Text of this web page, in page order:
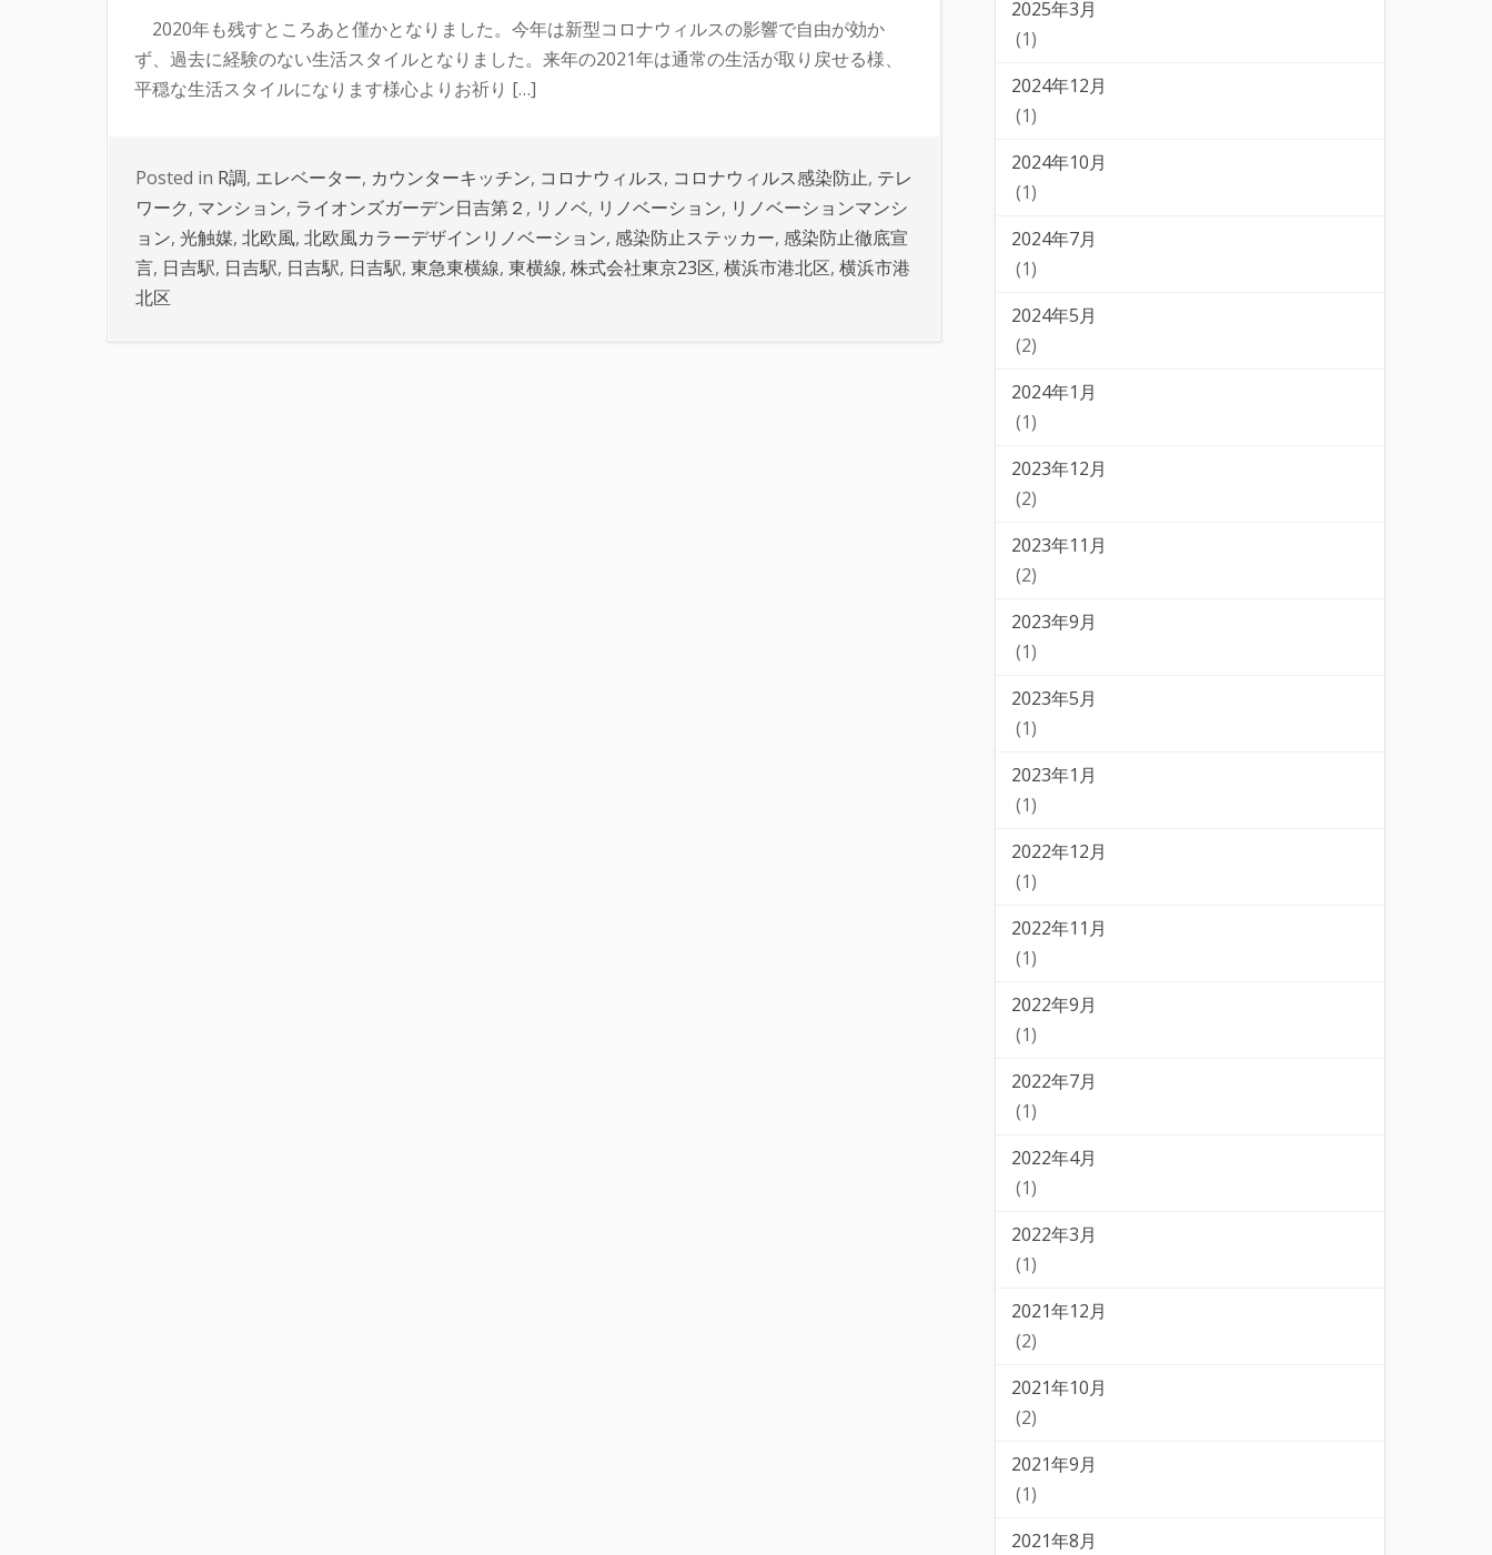
2020年も残すところあと僅かとなりました。今年は新型コロナウィルスの影響で自由が効か
ず、過去に経験のない生活スタイルとなりました。来年の2021年は通常の生活が取り戻せる様、
平穏な生活スタイルになります様心よりお祈り […]
Posted in R調, エレベーター, カウンターキッチン, コロナウィルス, コロナウィルス感染防止, テレ
ワーク, マンション, ライオンズガーデン日吉第２ , リノベ, リノベーション, リノベーションマンシ
ョン, 光触媒, 北欧風, 北欧風カラーデザインリノベーション, 感染防止ステッカー, 感染防止徹底宣
言, 日吉駅, 日吉駅, 日吉駅, 日吉駅, 東急東横線, 東横線, 株式会社東京23区, 横浜市港北区, 横浜市港
北区
2025年3月
(1)
2024年12月
(1)
2024年10月
(1)
2024年7月
(1)
2024年5月
(2)
2024年1月
(1)
2023年12月
(2)
2023年11月
(2)
2023年9月
(1)
2023年5月
(1)
2023年1月
(1)
2022年12月
(1)
2022年11月
(1)
2022年9月
(1)
2022年7月
(1)
2022年4月
(1)
2022年3月
(1)
2021年12月
(2)
2021年10月
(2)
2021年9月
(1)
2021年8月